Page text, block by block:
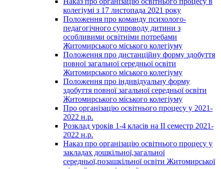
колегіумі з 17 листопада 2021 року
Положення про команду психолого-
педагогічного супроводу дитини з
особливими освітніми потребами
Житомирського міського колегіуму
Положення про дистанційну форму здобуття
повної загальної середньої освіти
Житомирського міського колегіуму
Положення про індивідуальну форму
здобуття повної загальної середньої освіти
Житомирського міського колегіуму
Про організацію освітнього процесу у 2021-
2022 н.р.
Розклад уроків 1-4 класів на ІІ семестр 2021-
2022 н.р.
Наказ про організацію освітнього процесу у
закладах дошкільної,загальної
середньої,позашкільної освіти Житомирської